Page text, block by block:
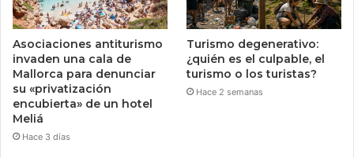
Asociaciones antiturismo
invaden una cala de
Mallorca para denunciar
su «privatización
encubierta» de un hotel
Meliá
Hace 3 días
Turismo degenerativo:
¿quién es el culpable, el
turismo o los turistas?
Hace 2 semanas